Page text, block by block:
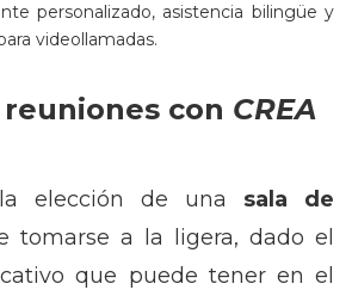
personalizado, asistencia bilingüe y
videollamadas.
con CREA
elección de una sala de
tomarse a la ligera, dado el
que puede tener en el